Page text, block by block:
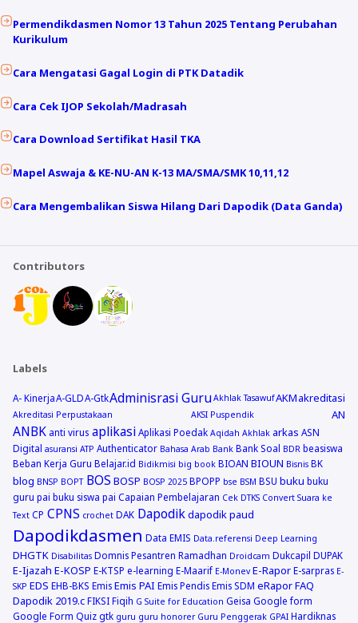
Permendikdasmen Nomor 13 Tahun 2025 Tentang Perubahan
Kurikulum
Cara Mengatasi Gagal Login di PTK Datadik
Cara Cek IJOP Sekolah/Madrasah
Cara Download Sertifikat Hasil TKA
Mapel Aswaja & KE-NU-AN K-13 MA/SMA/SMK 10,11,12
Cara Mengembalikan Siswa Hilang Dari Dapodik (Data Ganda)
Contributors
Labels
A- KinerjaA-GLDA-GtkAdminisrasi GuruAkhlak TasawufAKMakreditasi
Akreditasi Perpustakaan AKSI Puspendik AN
ANBK anti virus aplikasi Aplikasi Poedak Aqidah Akhlak arkas ASN
Digital asuransi ATP Authenticator Bahasa Arab Bank Bank Soal BDR beasiswa
Beban Kerja Guru Belajar.id Bidikmisi big book BIOAN BIOUN Bisnis BK
blog BNSP BOPT BOS BOSP BOSP 2025 BPOPP bse BSM BSU buku buku
guru pai buku siswa pai Capaian Pembelajaran Cek DTKS Convert Suara ke
Text CP CPNS crochet DAK Dapodikdapodik paud
Dapodikdasmen Data EMIS Data.referensi Deep Learning
DHGTK Disabilitas Domnis Pesantren Ramadhan Droidcam Dukcapil DUPAK
E-Ijazah E-KOSP E-KTSP e-learning E-Maarif E-Monev E-Rapor E-sarpras E-
SKP EDS EHB-BKS Emis Emis PAI Emis Pendis Emis SDM eRaporFAQ
Dapodik 2019.c FIKSI Fiqih G Suite for Education Geisa Google form
Google Form Quiz gtk guru guru honorer Guru Penggerak GPAI Hardiknas